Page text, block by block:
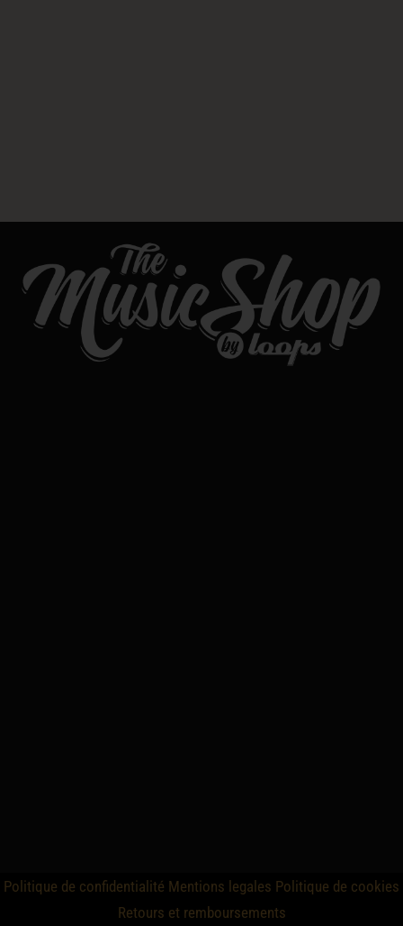
Politique de confidentialité Mentions legales Politique de cookies
Retours et remboursements